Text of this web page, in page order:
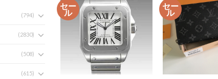
(794)
(2830)
(508)
(615)
セー
ル
セー
ル